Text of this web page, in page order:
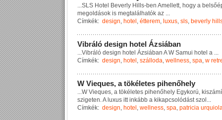
...SLS Hote Bever y Hi s-ben Ame ett, hogy a be sőé
mego dások is megta á hatók az ...
Címkék: design, hotel , étterem, luxus, sls, beverly
Vibráló design hotel Ázsiában
...Vibrá ó design hote Ázsiában A W Samui hote a ...
Címkék: design, hotel , szálloda, wellness, spa, w
W Vieques, a tökéletes pihenőhely
...W Vieques, a töké etes pi henőhe y Egykorú, kiszámí
szigeten.A uxus itt in kább a ki kapcso ódást szo ...
Címkék: design, hotel , wellness, spa, patricia